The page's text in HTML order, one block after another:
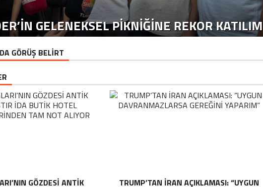
GELENEKSEL PIKNIĞINE REKOR KATILIM
GÖRÜŞ BELİRT
GÖZDESI ANTIK
TRUMP’TAN İRAN AÇIKLAMASI: “UYGUN